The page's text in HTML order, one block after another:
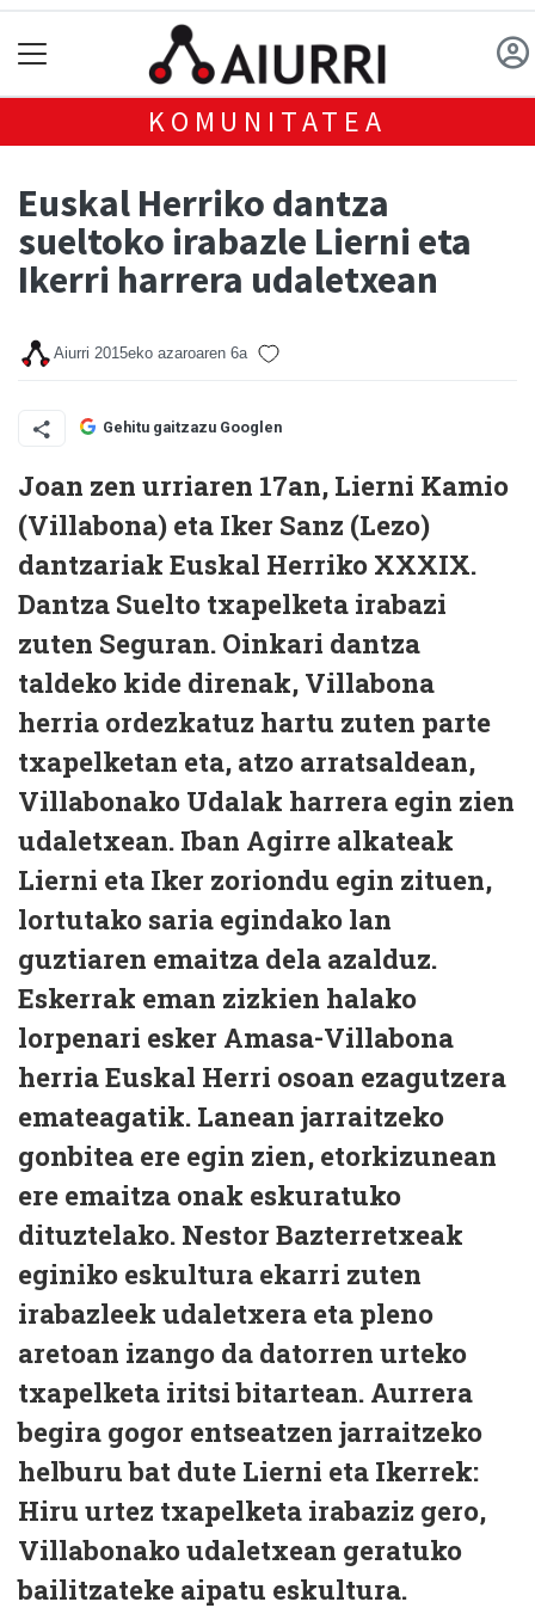
KOMUNITATEA
Euskal Herriko dantza
sueltoko irabazle Lierni eta
Ikerri harrera udaletxean
Aiurri 2015eko azaroaren 6a
Gehitu gaitzazu Googlen
Joan zen urriaren 17an, Lierni Kamio
(Villabona) eta Iker Sanz (Lezo)
dantzariak Euskal Herriko XXXIX.
Dantza Suelto txapelketa irabazi
zuten Seguran. Oinkari dantza
taldeko kide direnak, Villabona
herria ordezkatuz hartu zuten parte
txapelketan eta, atzo arratsaldean,
Villabonako Udalak harrera egin zien
udaletxean. Iban Agirre alkateak
Lierni eta Iker zoriondu egin zituen,
lortutako saria egindako lan
guztiaren emaitza dela azalduz.
Eskerrak eman zizkien halako
lorpenari esker Amasa-Villabona
herria Euskal Herri osoan ezagutzera
emateagatik. Lanean jarraitzeko
gonbitea ere egin zien, etorkizunean
ere emaitza onak eskuratuko
dituztelako. Nestor Bazterretxeak
eginiko eskultura ekarri zuten
irabazleek udaletxera eta pleno
aretoan izango da datorren urteko
txapelketa iritsi bitartean. Aurrera
begira gogor entseatzen jarraitzeko
helburu bat dute Lierni eta Ikerrek:
Hiru urtez txapelketa irabaziz gero,
Villabonako udaletxean geratuko
bailitzateke aipatu eskultura.